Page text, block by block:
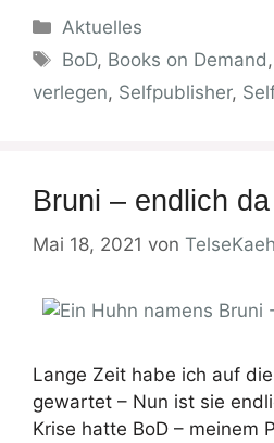
Kategorien
Aktuelles
Schlagwörter
BoD, Books on Demand,
verlegen, Selfpublisher,
Bruni – endlich da
Mai 18, 2021 von
Lange Zeit habe ich auf
gewartet – Nun ist sie
Krise hatte BoD – meinem